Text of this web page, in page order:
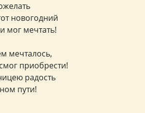
новогодний
мог мечтать!
мечталось,
приобрести!
радость
пути!